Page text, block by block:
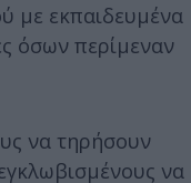
με εκπαιδευμένα
όσων περίμεναν
να τηρήσουν
να